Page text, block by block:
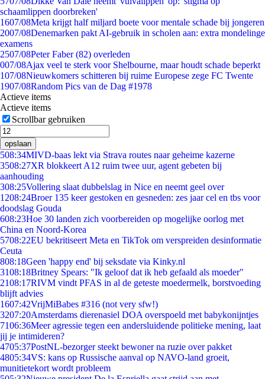
schaamlippen doorbreken'
1607/08Meta krijgt half miljard boete voor mentale schade bij jongeren
2007/08Denemarken pakt AI-gebruik in scholen aan: extra mondelinge
examens
2507/08Peter Faber (82) overleden
007/08Ajax veel te sterk voor Shelbourne, maar houdt schade beperkt
107/08Nieuwkomers schitteren bij ruime Europese zege FC Twente
1907/08Random Pics van de Dag #1978
Actieve items
Actieve items
Scrollbar gebruiken
opslaan
508:34MIVD-baas lekt via Strava routes naar geheime kazerne
3508:27XR blokkeert A12 ruim twee uur, agent gebeten bij
aanhouding
308:25Vollering slaat dubbelslag in Nice en neemt geel over
1208:24Broer 135 keer gestoken en gesneden: zes jaar cel en tbs voor
doodslag Gouda
608:23Hoe 30 landen zich voorbereiden op mogelijke oorlog met
China en Noord-Korea
5708:22EU bekritiseert Meta en TikTok om verspreiden desinformatie
Ceuta
808:18Geen 'happy end' bij seksdate via Kinky.nl
3108:18Britney Spears: "Ik geloof dat ik heb gefaald als moeder"
2108:17RIVM vindt PFAS in al de geteste moedermelk, borstvoeding
blijft advies
1607:42VrijMiBabes #316 (not very sfw!)
3207:20Amsterdams dierenasiel DOA overspoeld met babykonijntjes
7106:36Meer agressie tegen een andersluidende politieke mening, laat
jij je intimideren?
4705:37PostNL-bezorger steekt bewoner na ruzie over pakket
4805:34VS: kans op Russische aanval op NAVO-land groeit,
munitietekort wordt probleem